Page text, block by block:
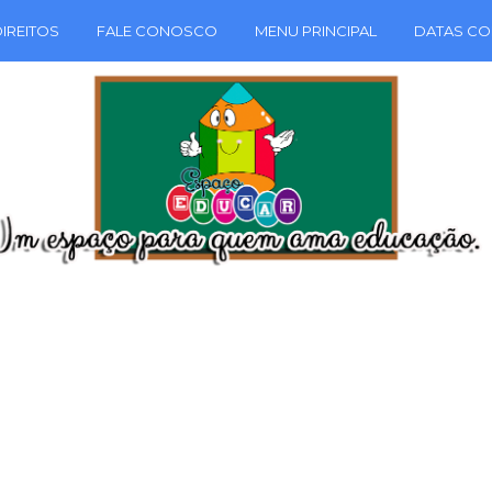
FALE CONOSCO MENU PRINCIPAL DATAS